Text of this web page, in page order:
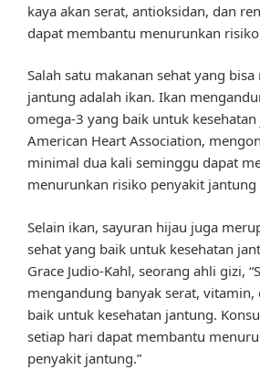
kaya akan serat, antioksidan, dan
dapat membantu menurunkan
Salah satu makanan sehat yang
jantung adalah ikan. Ikan
omega-3 yang baik untuk
American Heart Association,
minimal dua kali seminggu dapat
menurunkan risiko penyakit jantung
Selain ikan, sayuran hijau juga
sehat yang baik untuk kesehatan
Grace Judio-Kahl, seorang ahli gizi,
mengandung banyak serat, vitamin,
baik untuk kesehatan jantung.
setiap hari dapat membantu
penyakit jantung.”